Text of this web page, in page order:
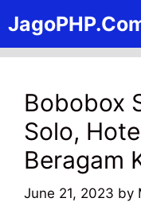
to
content
Bobobox
Solo,
Beragam
June 21, 2023 by